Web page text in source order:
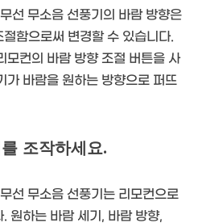
선 무소음 선풍기의 바람 방향은
함으로써 변경할 수 있습니다.
모컨의 바람 방향 조절 버튼을 사
가 바람을 원하는 방향으로 퍼뜨
조작하세요.
선 무소음 선풍기는 리모컨으로
원하는 바람 세기, 바람 방향,